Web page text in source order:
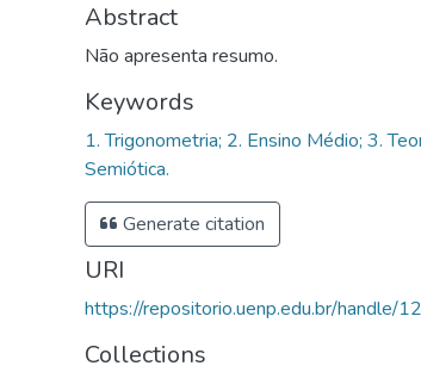
Abstract
Não apresenta resumo.
Keywords
1. Trigonometria; 2. Ensino Médio; 3.
Semiótica.
Generate citation
URI
https://repositorio.uenp.edu.br/handle/
Collections